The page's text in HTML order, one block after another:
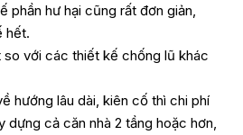
phần hư hại cũng rất đơn giản,
hết.
với các thiết kế chống lũ khác
hướng lâu dài, kiên cố thì chi phí
dựng cả căn nhà 2 tầng hoặc hơn,